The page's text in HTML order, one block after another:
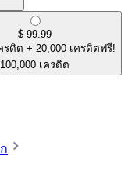
$ 99.99
รดิต + 20,000 เครดิตฟรี!
100,000 เครดิต